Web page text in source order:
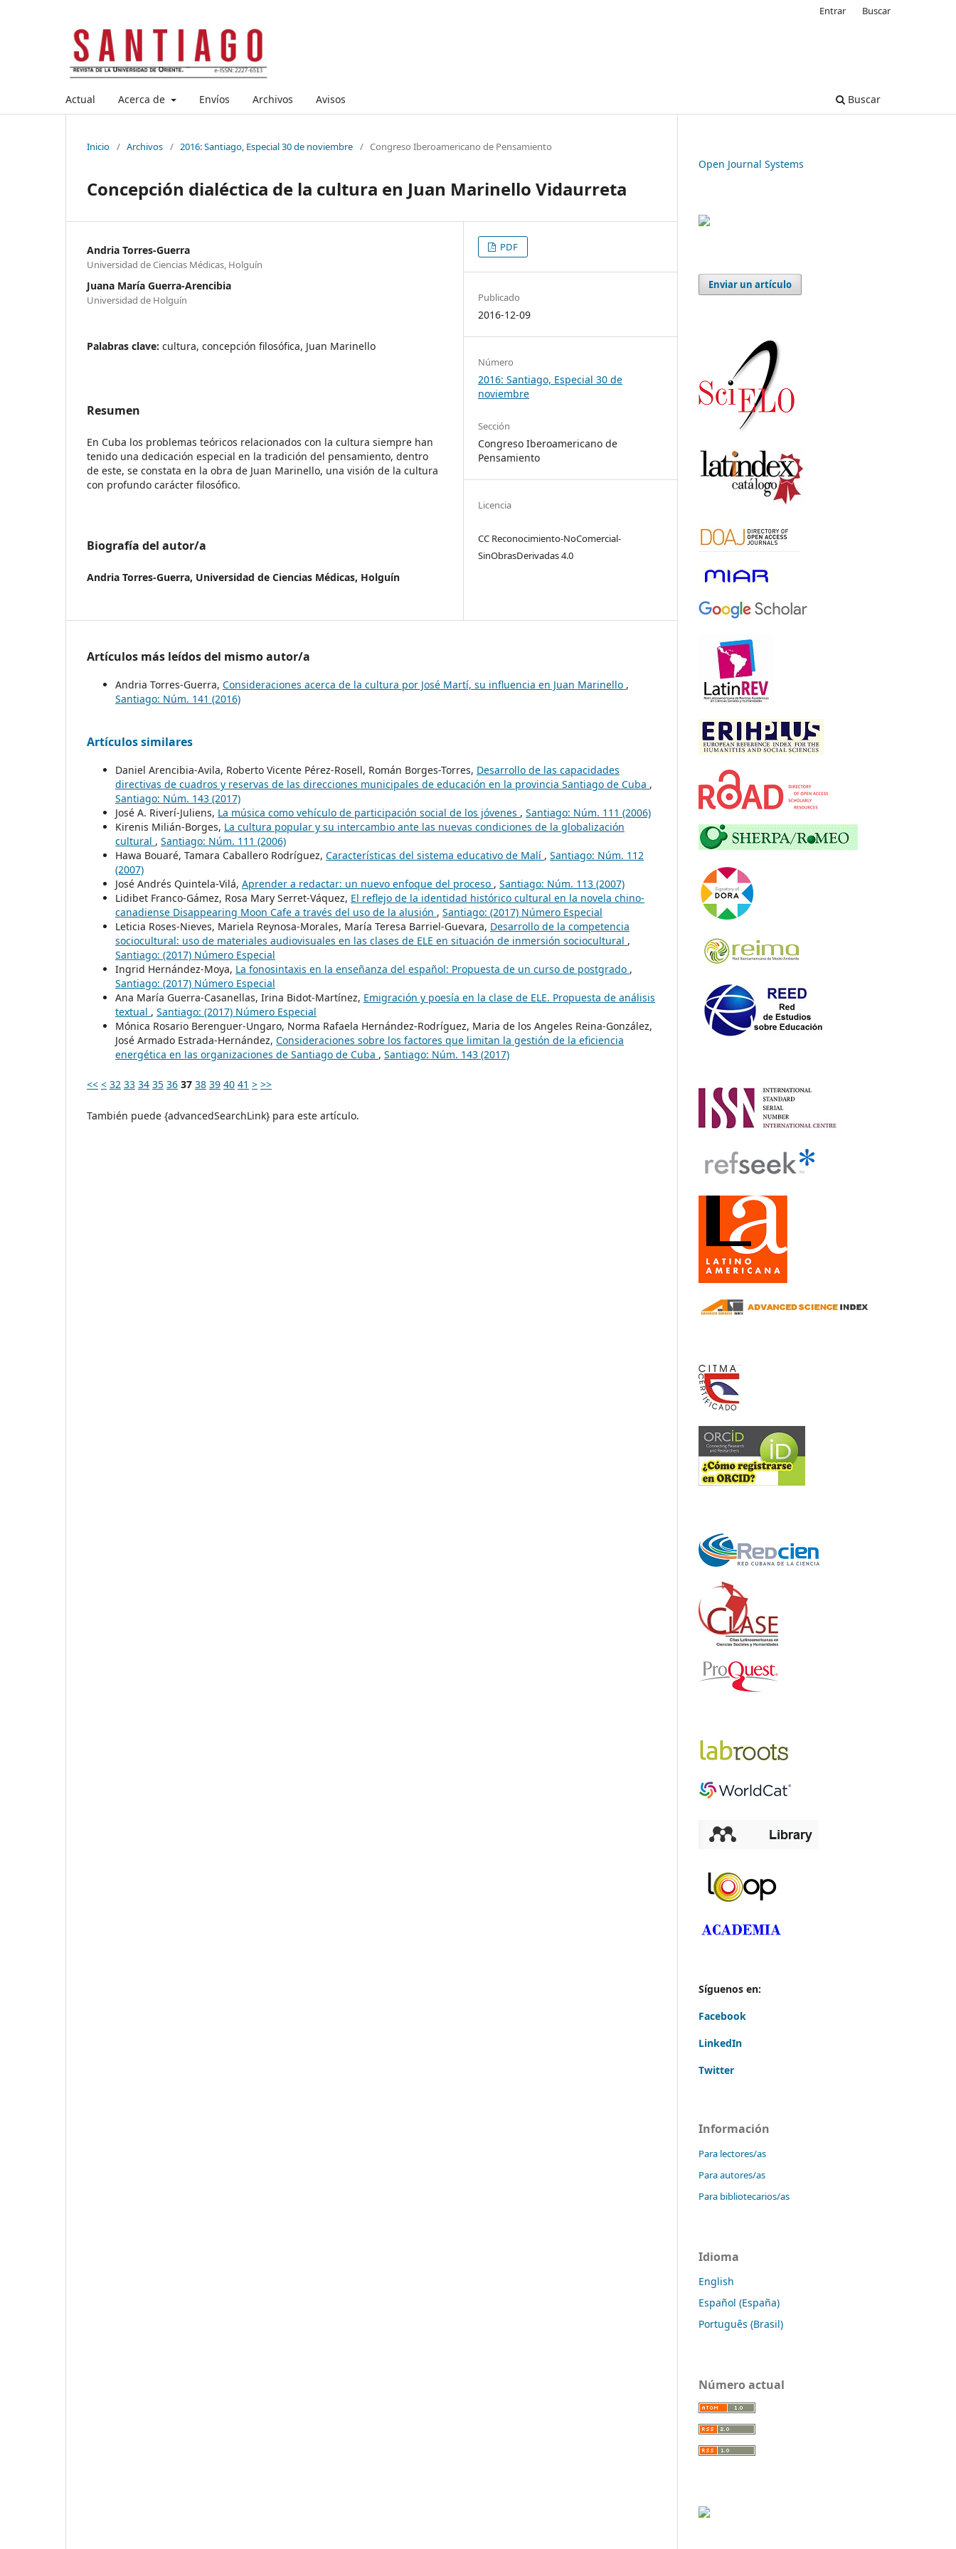
Actual Acerca de Envíos Archivos Avisos Buscar
Entrar Buscar
Inicio / Archivos / 2016: Santiago, Especial 30 de noviembre / Congreso Iberoamericano de Pensamiento
Concepción dialéctica de la cultura en Juan Marinello Vidaurreta
Andria Torres-Guerra
Universidad de Ciencias Médicas, Holguín
Juana María Guerra-Arencibia
Universidad de Holguín
Palabras clave: cultura, concepción filosófica, Juan Marinello
Resumen
En Cuba los problemas teóricos relacionados con la cultura siempre han
tenido una dedicación especial en la tradición del pensamiento, dentro
de este, se constata en la obra de Juan Marinello, una visión de la cultura
con profundo carácter filosófico.
Biografía del autor/a
Andria Torres-Guerra, Universidad de Ciencias Médicas, Holguín
PDF
Publicado
2016-12-09
Número
2016: Santiago, Especial 30 de
noviembre
Sección
Congreso Iberoamericano de
Pensamiento
Licencia
CC Reconocimiento-NoComercial-
SinObrasDerivadas 4.0
Artículos más leídos del mismo autor/a
Andria Torres-Guerra, Consideraciones acerca de la cultura por José Martí, su influencia en Juan Marinello ,
Santiago: Núm. 141 (2016)
Artículos similares
Daniel Arencibia-Avila, Roberto Vicente Pérez-Rosell, Román Borges-Torres, Desarrollo de las capacidades
directivas de cuadros y reservas de las direcciones municipales de educación en la provincia Santiago de Cuba ,
Santiago: Núm. 143 (2017)
José A. Riverí-Juliens, La música como vehículo de participación social de los jóvenes , Santiago: Núm. 111 (2006)
Kirenis Milián-Borges, La cultura popular y su intercambio ante las nuevas condiciones de la globalización
cultural , Santiago: Núm. 111 (2006)
Hawa Bouaré, Tamara Caballero Rodríguez, Características del sistema educativo de Malí , Santiago: Núm. 112
(2007)
José Andrés Quintela-Vilá, Aprender a redactar: un nuevo enfoque del proceso , Santiago: Núm. 113 (2007)
Lidibet Franco-Gámez, Rosa Mary Serret-Váquez, El reflejo de la identidad histórico cultural en la novela chino-
canadiense Disappearing Moon Cafe a través del uso de la alusión , Santiago: (2017) Número Especial
Leticia Roses-Nieves, Mariela Reynosa-Morales, María Teresa Barriel-Guevara, Desarrollo de la competencia
sociocultural: uso de materiales audiovisuales en las clases de ELE en situación de inmersión sociocultural ,
Santiago: (2017) Número Especial
Ingrid Hernández-Moya, La fonosintaxis en la enseñanza del español: Propuesta de un curso de postgrado ,
Santiago: (2017) Número Especial
Ana María Guerra-Casanellas, Irina Bidot-Martínez, Emigración y poesía en la clase de ELE. Propuesta de análisis
textual , Santiago: (2017) Número Especial
Mónica Rosario Berenguer-Ungaro, Norma Rafaela Hernández-Rodríguez, Maria de los Angeles Reina-González,
José Armado Estrada-Hernández, Consideraciones sobre los factores que limitan la gestión de la eficiencia
energética en las organizaciones de Santiago de Cuba , Santiago: Núm. 143 (2017)
<< < 32 33 34 35 36 37 38 39 40 41 > >>
También puede {advancedSearchLink} para este artículo.
Open Journal Systems
Enviar un artículo
Síguenos en:
Facebook
LinkedIn
Twitter
Información
Para lectores/as
Para autores/as
Para bibliotecarios/as
Idioma
English
Español (España)
Português (Brasil)
Número actual